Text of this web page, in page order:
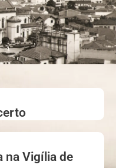
na Vigília de